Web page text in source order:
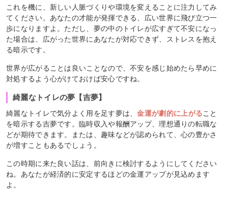
これを機に、新しい人脈づくりや環境を変えることに注力してみ
てください。あなたの才能が発揮できる、広い世界に飛び立つ一
歩になりますよ。ただし、夢の中のトイレが広すぎて不安になっ
た場合は、広がった世界にあなたが対応できず、ストレスを抱え
る暗示です。
世界が広がることは良いことなので、不安を感じ始めたら早めに
対処するよう心がけておけば安心ですね。
綺麗なトイレの夢【吉夢】
綺麗なトイレで気分よく用を足す夢は、金運が劇的に上がること
を暗示する吉夢です。臨時収入や報酬アップ、理想通りの転職な
どが期待できます。または、趣味などが認められて、心の豊かさ
が増すこともあるでしょう。
この時期に来た良い話は、前向きに検討するようにしてください
ね。あなたが経済的に安定するほどの金運アップが見込めます
よ。